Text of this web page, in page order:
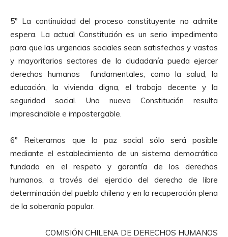
5° La continuidad del proceso constituyente no admite
espera. La actual Constitución es un serio impedimento
para que las urgencias sociales sean satisfechas y vastos
y mayoritarios sectores de la ciudadanía pueda ejercer
derechos humanos fundamentales, como la salud, la
educación, la vivienda digna, el trabajo decente y la
seguridad social. Una nueva Constitución resulta
imprescindible e impostergable.
6° Reiteramos que la paz social sólo será posible
mediante el establecimiento de un sistema democrático
fundado en el respeto y garantía de los derechos
humanos, a través del ejercicio del derecho de libre
determinación del pueblo chileno y en la recuperación plena
de la soberanía popular.
COMISIÓN CHILENA DE DERECHOS HUMANOS